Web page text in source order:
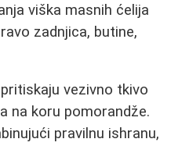
viška masnih ćelija
zadnjica, butine,
vezivno tkivo
na koru pomorandže.
pravilnu ishranu,